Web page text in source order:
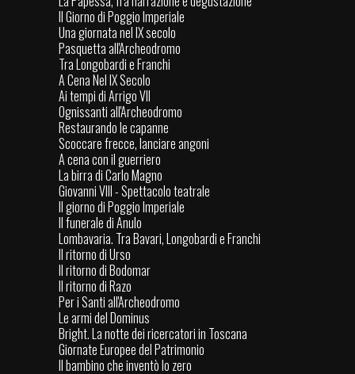
Il Giorno di Poggio Imperiale
Una giornata nel IX secolo
Pasquetta all'Archeodromo
Tra Longobardi e Franchi
A Cena Nel IX Secolo
Ai tempi di Arrigo VII
Ognissanti all'Archeodromo
Restaurando le capanne
Scoccare frecce, lanciare angoni
A cena con il guerriero
La birra di Carlo Magno
Giovanni VIII - Spettacolo teatrale
Il giorno di Poggio Imperiale
Il funerale di Anulo
Lombavaria. Tra Bavari, Longobardi e Franchi
Il ritorno di Urso
Il ritorno di Bodomar
Il ritorno di Razo
Per i Santi all'Archeodromo
Le armi del Dominus
Bright. La notte dei ricercatori in Toscana
Giornate Europee del Patrimonio
Il bambino che inventò lo zero